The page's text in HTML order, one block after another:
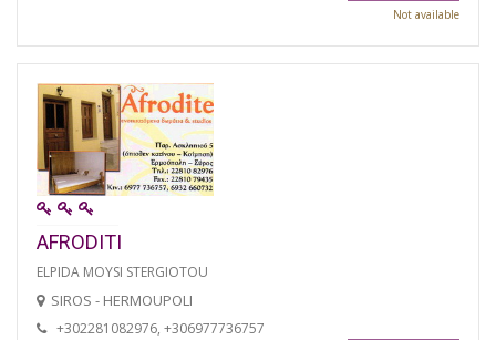
Not available
AFRODITI
ELPIDA MOYSI STERGIOTOU
SIROS - HERMOUPOLI
+302281082976, +306977736757